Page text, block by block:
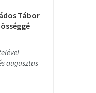
Tábor
augusztus